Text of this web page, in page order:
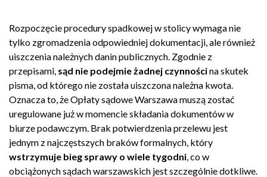
Rozpoczęcie procedury spadkowej w stolicy wymaga nie
tylko zgromadzenia odpowiedniej dokumentacji, ale również
uiszczenia należnych danin publicznych. Zgodnie z
przepisami, sąd nie podejmie żadnej czynnościna skutek
pisma, od którego nie została uiszczona należna kwota.
Oznacza to, że Opłaty sądowe Warszawa muszą zostać
uregulowane już w momencie składania dokumentów w
biurze podawczym. Brak potwierdzenia przelewu jest
jednym z najczęstszych braków formalnych, który
wstrzymuje bieg sprawy o wiele tygodni, co w
obciążonych sądach warszawskich jest szczególnie dotkliwe.